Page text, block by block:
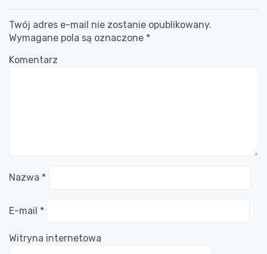
Twój adres e-mail nie zostanie opublikowany.
Wymagane pola są oznaczone *
Komentarz
Nazwa *
E-mail *
Witryna internetowa